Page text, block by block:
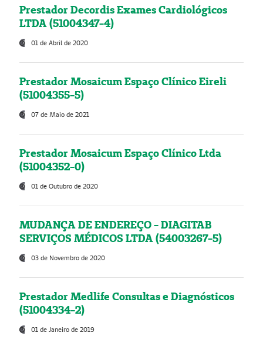
Prestador Decordis Exames Cardiológicos
LTDA (51004347-4)
01 de Abril de 2020
Prestador Mosaicum Espaço Clínico Eireli
(51004355-5)
07 de Maio de 2021
Prestador Mosaicum Espaço Clínico Ltda
(51004352-0)
01 de Outubro de 2020
MUDANÇA DE ENDEREÇO - DIAGITAB
SERVIÇOS MÉDICOS LTDA (54003267-5)
03 de Novembro de 2020
Prestador Medlife Consultas e Diagnósticos
(51004334-2)
01 de Janeiro de 2019